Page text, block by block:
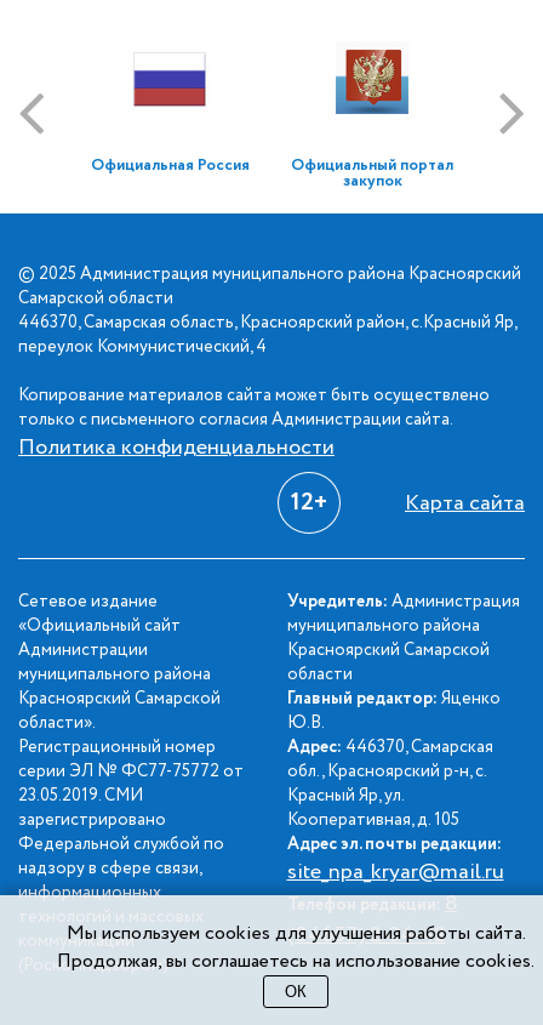
Официальная Россия Официальный портал
закупок
© 2025 Администрация муниципального района Красноярский
Самарской области
446370, Самарская область, Красноярский район, с.Красный Яр,
переулок Коммунистический, 4
Копирование материалов сайта может быть осуществлено
только с письменного согласия Администрации сайта.
Политика конфиденциальности
12+ Карта сайта
Сетевое издание
«Официальный сайт
Администрации
муниципального района
Красноярский Самарской
области».
Регистрационный номер
серии ЭЛ № ФС77-75772 от
23.05.2019. СМИ
зарегистрировано
Федеральной службой по
надзору в сфере связи,
информационных
технологий и массовых
коммуникаций
(Роскомнадзором).
Учредитель: Администрация
муниципального района
Красноярский Самарской
области
Главный редактор: Яценко
Ю.В.
Адрес: 446370, Самарская
обл., Красноярский р-н, с.
Красный Яр, ул.
Кооперативная, д. 105
Адрес эл. почты редакции:
site_npa_kryar@mail.ru
Телефон редакции: 8
(84657) 2-34-42
Мы используем cookies для улучшения работы сайта.
Продолжая, вы соглашаетесь на использование cookies.
ОК